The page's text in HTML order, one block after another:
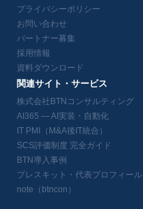
プライバシーポリシー
お問い合わせ
パートナー募集
採用情報
資料ダウンロード
関連サイト・サービス
株式会社BTNコンサルティング
AI365 — AI実装・自動化
IT PMI（M&A後IT統合）
SCS評価制度 完全ガイド
BTN導入事例
プレスキット・代表プロフィール
note（btncon）